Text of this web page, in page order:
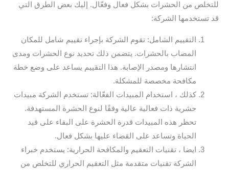
للتخلص من الحشرات بشكل فعال وفعّال. إليك بعض الطرق التي
قد تستخدمها الشركة:
التقييم الشامل: تقوم الشركة بإجراء تقييم شامل للمكان
المصاب بالحشرات. يتضمن ذلك تحديد نوع الحشرات ومدى
انتشارها ومصدر الإصابة. هذا التقييم يساعد على وضع خطة
مكافحة مخصصة للمشكلة.
كذلك ، استخدام المبيدات الفعّالة: تستخدم الشركة مبيدات
حشرية ذات فعالية عالية وفقًا لنوع الحشرة المستهدفة.
تحظر هذه المبيدات قدرة الحشرة على البقاء على قيد
الحياة وتساعد على القضاء عليها بشكل فعال.
ايضا ، تقنيات التعقيم والمكافحة الحرارية: يستخدم خبراء
الشركة تقنيات متقدمة مثل التعقيم الحراري للتخلص من